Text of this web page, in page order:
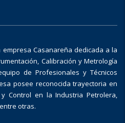
empresa Casanareña dedicada a la
Calibración y Metrología
de Profesionales y Técnicos
posee reconocida trayectoria en
Control en la Industria Petrolera,
otras.